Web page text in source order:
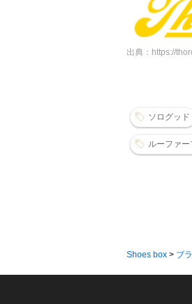
出典：https://
ソログッド
ルーファー
Shoes box > ブ